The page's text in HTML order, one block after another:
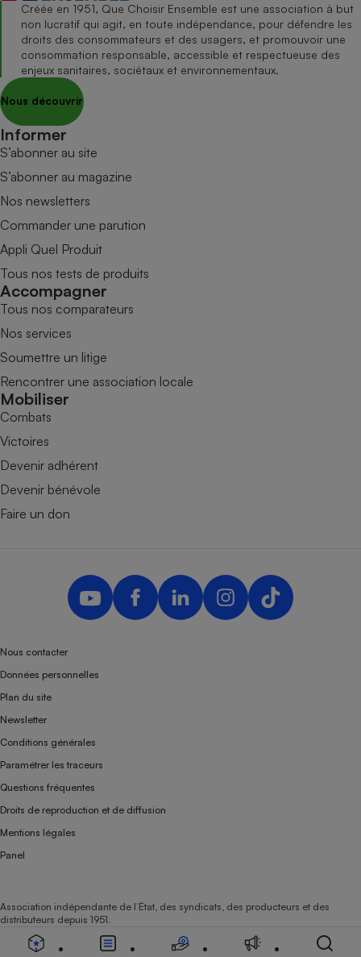
Créée en 1951, Que Choisir Ensemble est une association à but
non lucratif qui agit, en toute indépendance, pour défendre les
droits des consommateurs et des usagers, et promouvoir une
consommation responsable, accessible et respectueuse des
enjeux sanitaires, sociétaux et environnementaux.
Nous découvrir
Informer
S’abonner au site
S’abonner au magazine
Nos newsletters
Commander une parution
Appli Quel Produit
Tous nos tests de produits
Accompagner
Tous nos comparateurs
Nos services
Soumettre un litige
Rencontrer une association locale
Mobiliser
Combats
Victoires
Devenir adhérent
Devenir bénévole
Faire un don
Nous contacter
Données personnelles
Plan du site
Newsletter
Conditions générales
Paramétrer les traceurs
Questions fréquentes
Droits de reproduction et de diffusion
Mentions légales
Panel
Association indépendante de l’État, des syndicats, des producteurs et des
distributeurs depuis 1951.